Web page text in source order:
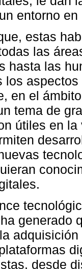
entorno
estas
las
hasta las
los
en el
tema de
útiles en
generado
desde